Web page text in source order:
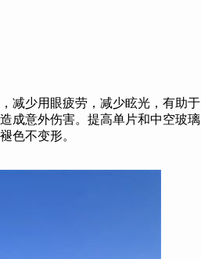
减少用眼疲劳，减少眩光，有助于
成意外伤害。提高单片和中空玻璃
色不变形。